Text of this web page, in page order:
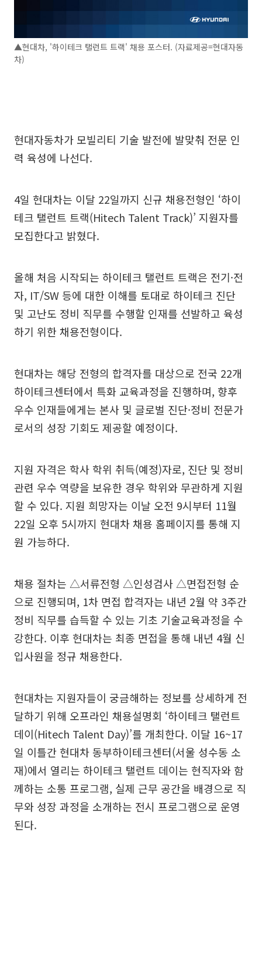
▲현대차, '하이테크 탤런트 트랙' 채용 포스터. (자료제공=현대자동
차)
현대자동차가 모빌리티 기술 발전에 발맞춰 전문 인
력 육성에 나선다.
4일 현대차는 이달 22일까지 신규 채용전형인 ‘하이
테크 탤런트 트랙(Hitech Talent Track)’ 지원자를
모집한다고 밝혔다.
올해 처음 시작되는 하이테크 탤런트 트랙은 전기·전
자, IT/SW 등에 대한 이해를 토대로 하이테크 진단
및 고난도 정비 직무를 수행할 인재를 선발하고 육성
하기 위한 채용전형이다.
현대차는 해당 전형의 합격자를 대상으로 전국 22개
하이테크센터에서 특화 교육과정을 진행하며, 향후
우수 인재들에게는 본사 및 글로벌 진단·정비 전문가
로서의 성장 기회도 제공할 예정이다.
지원 자격은 학사 학위 취득(예정)자로, 진단 및 정비
관련 우수 역량을 보유한 경우 학위와 무관하게 지원
할 수 있다. 지원 희망자는 이날 오전 9시부터 11월
22일 오후 5시까지 현대차 채용 홈페이지를 통해 지
원 가능하다.
채용 절차는 △서류전형 △인성검사 △면접전형 순
으로 진행되며, 1차 면접 합격자는 내년 2월 약 3주간
정비 직무를 습득할 수 있는 기초 기술교육과정을 수
강한다. 이후 현대차는 최종 면접을 통해 내년 4월 신
입사원을 정규 채용한다.
현대차는 지원자들이 궁금해하는 정보를 상세하게 전
달하기 위해 오프라인 채용설명회 ‘하이테크 탤런트
데이(Hitech Talent Day)’를 개최한다. 이달 16~17
일 이틀간 현대차 동부하이테크센터(서울 성수동 소
재)에서 열리는 하이테크 탤런트 데이는 현직자와 함
께하는 소통 프로그램, 실제 근무 공간을 배경으로 직
무와 성장 과정을 소개하는 전시 프로그램으로 운영
된다.